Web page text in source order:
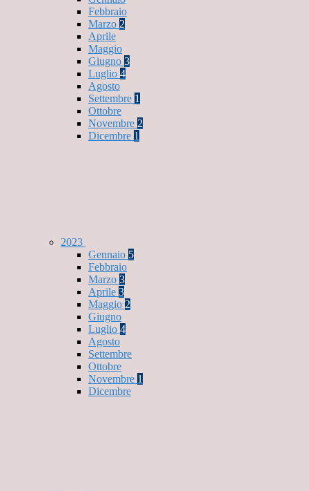
Febbraio
Marzo 2
Aprile
Maggio
Giugno 3
Luglio 4
Agosto
Settembre 1
Ottobre
Novembre 2
Dicembre 1
2023
Gennaio 5
Febbraio
Marzo 3
Aprile 3
Maggio 2
Giugno
Luglio 4
Agosto
Settembre
Ottobre
Novembre 1
Dicembre